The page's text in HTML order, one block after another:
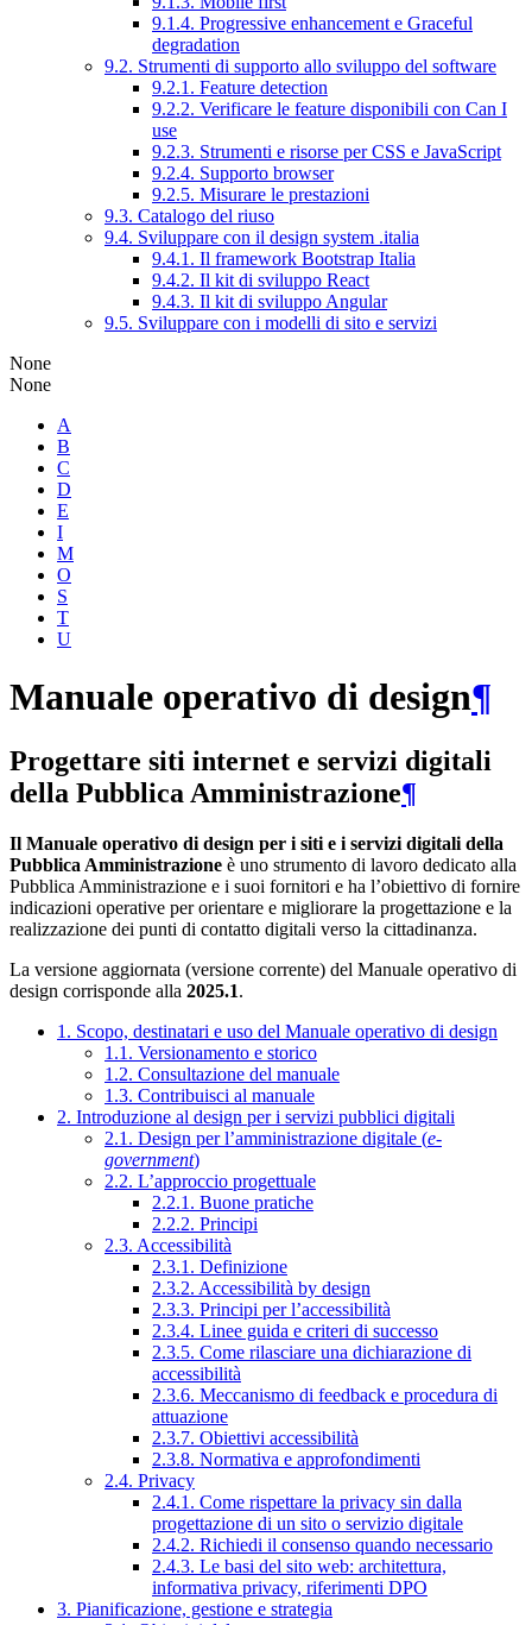
9.1.4. Progressive enhancement e Graceful
degradation
9.2. Strumenti di supporto allo sviluppo del software
9.2.1. Feature detection
9.2.2. Verificare le feature disponibili con Can I
use
9.2.3. Strumenti e risorse per CSS e JavaScript
9.2.4. Supporto browser
9.2.5. Misurare le prestazioni
9.3. Catalogo del riuso
9.4. Sviluppare con il design system .italia
9.4.1. Il framework Bootstrap Italia
9.4.2. Il kit di sviluppo React
9.4.3. Il kit di sviluppo Angular
9.5. Sviluppare con i modelli di sito e servizi
None
None
A
B
C
D
E
I
M
O
S
T
U
Manuale operativo di design¶
Progettare siti internet e servizi digitali
della Pubblica Amministrazione¶
Il Manuale operativo di design per i siti e i servizi digitali della
Pubblica Amministrazione è uno strumento di lavoro dedicato alla
Pubblica Amministrazione e i suoi fornitori e ha l’obiettivo di fornire
indicazioni operative per orientare e migliorare la progettazione e la
realizzazione dei punti di contatto digitali verso la cittadinanza.
La versione aggiornata (versione corrente) del Manuale operativo di
design corrisponde alla 2025.1.
1. Scopo, destinatari e uso del Manuale operativo di design
1.1. Versionamento e storico
1.2. Consultazione del manuale
1.3. Contribuisci al manuale
2. Introduzione al design per i servizi pubblici digitali
2.1. Design per l’amministrazione digitale (e-
government)
2.2. L’approccio progettuale
2.2.1. Buone pratiche
2.2.2. Principi
2.3. Accessibilità
2.3.1. Definizione
2.3.2. Accessibilità by design
2.3.3. Principi per l’accessibilità
2.3.4. Linee guida e criteri di successo
2.3.5. Come rilasciare una dichiarazione di
accessibilità
2.3.6. Meccanismo di feedback e procedura di
attuazione
2.3.7. Obiettivi accessibilità
2.3.8. Normativa e approfondimenti
2.4. Privacy
2.4.1. Come rispettare la privacy sin dalla
progettazione di un sito o servizio digitale
2.4.2. Richiedi il consenso quando necessario
2.4.3. Le basi del sito web: architettura,
informativa privacy, riferimenti DPO
3. Pianificazione, gestione e strategia